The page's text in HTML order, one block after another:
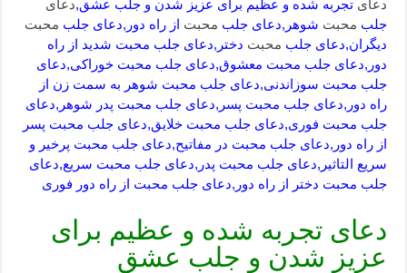
دعای تجربه شده و عظیم برای عزیز شدن و جلب عشق,دعای
جلب محبت شوهر,دعای جلب محبت از راه دور,دعای جلب محبت
دیگران,دعای جلب محبت دختر,دعای جلب محبت شدید از راه
دور,دعای جلب محبت معشوق,دعای جلب محبت خوراکی,دعای
جلب محبت سوزاندنی,دعای جلب محبت شوهر به سمت زن از
راه دور,دعای جلب محبت پسر,دعای جلب محبت پدر شوهر,دعای
جلب محبت فوری,دعای جلب محبت خلایق,دعای جلب محبت پسر
از راه دور,دعای جلب محبت در مفاتیح,دعای جلب محبت پرخیر و
سریع التاثیر,دعای جلب محبت پدر,دعای جلب محبت سریع,دعای
جلب محبت دختر از راه دور,دعای جلب محبت از راه دور فوری
دعای تجربه شده و عظیم برای
عزیز شدن و جلب عشق